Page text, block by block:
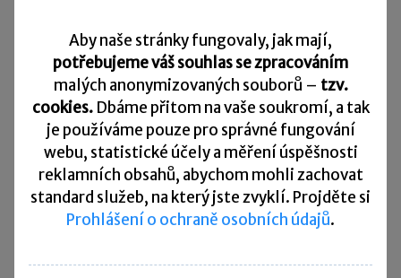
Diskuse neslouží jako právní, daňová či účetní poradna. Je
vyhrazena pro vzájemnou komunikaci čtenářů.
Pro přidání komentáře sepřihlaste.
Aby naše stránky fungovaly, jak mají,
potřebujeme váš souhlas se zpracováním
malých anonymizovaných souborů – tzv.
cookies. Dbáme přitom na vaše soukromí, a tak
je používáme pouze pro správné fungování
webu, statistické účely a měření úspěšnosti
reklamních obsahů, abychom mohli zachovat
standard služeb, na který jste zvyklí. Projděte si
Prohlášení o ochraně osobních údajů.